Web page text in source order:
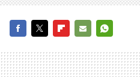
MAIL